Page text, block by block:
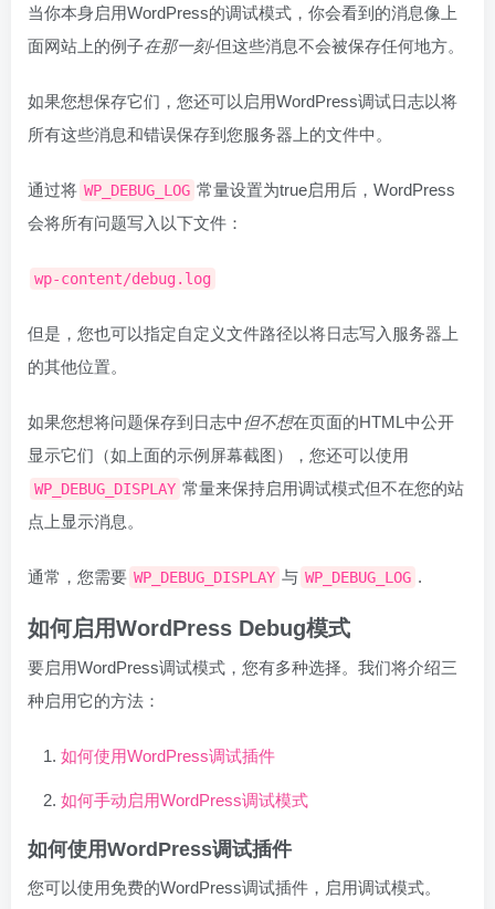
当你本身启用WordPress的调试模式，你会看到的消息像上
面网站上的例子在那一刻-但这些消息不会被保存任何地方。
如果您想保存它们，您还可以启用WordPress调试日志以将
所有这些消息和错误保存到您服务器上的文件中。
通过将 WP_DEBUG_LOG 常量设置为true启用后，WordPress
会将所有问题写入以下文件：
wp-content/debug.log
但是，您也可以指定自定义文件路径以将日志写入服务器上
的其他位置。
如果您想将问题保存到日志中但不想在页面的HTML中公开
显示它们（如上面的示例屏幕截图），您还可以使用
WP_DEBUG_DISPLAY 常量来保持启用调试模式但不在您的站
点上显示消息。
通常，您需要 WP_DEBUG_DISPLAY 与 WP_DEBUG_LOG .
如何启用WordPress Debug模式
要启用WordPress调试模式，您有多种选择。我们将介绍三
种启用它的方法：
如何使用WordPress调试插件
如何手动启用WordPress调试模式
如何使用WordPress调试插件
您可以使用免费的WordPress调试插件，启用调试模式。